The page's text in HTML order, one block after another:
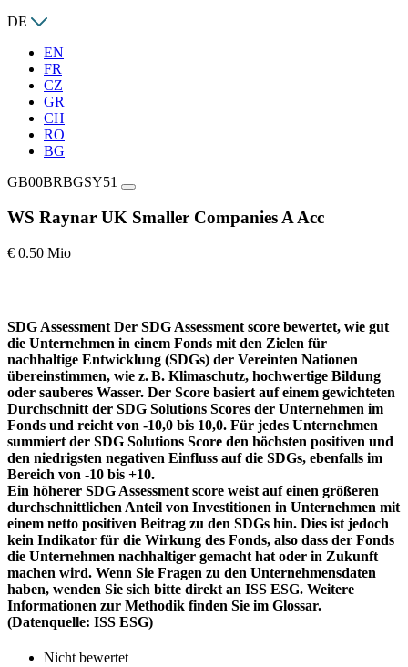
DE
EN
FR
CZ
GR
CH
RO
BG
GB00BRBGSY51
WS Raynar UK Smaller Companies A Acc
€ 0.50 Mio
SDG Assessment Der SDG Assessment score bewertet, wie gut
die Unternehmen in einem Fonds mit den Zielen für
nachhaltige Entwicklung (SDGs) der Vereinten Nationen
übereinstimmen, wie z. B. Klimaschutz, hochwertige Bildung
oder sauberes Wasser. Der Score basiert auf einem gewichteten
Durchschnitt der SDG Solutions Scores der Unternehmen im
Fonds und reicht von -10,0 bis 10,0. Für jedes Unternehmen
summiert der SDG Solutions Score den höchsten positiven und
den niedrigsten negativen Einfluss auf die SDGs, ebenfalls im
Bereich von -10 bis +10.
Ein höherer SDG Assessment score weist auf einen größeren
durchschnittlichen Anteil von Investitionen in Unternehmen mit
einem netto positiven Beitrag zu den SDGs hin. Dies ist jedoch
kein Indikator für die Wirkung des Fonds, also dass der Fonds
die Unternehmen nachhaltiger gemacht hat oder in Zukunft
machen wird. Wenn Sie Fragen zu den Unternehmensdaten
haben, wenden Sie sich bitte direkt an ISS ESG. Weitere
Informationen zur Methodik finden Sie im Glossar.
(Datenquelle: ISS ESG)
Nicht bewertet